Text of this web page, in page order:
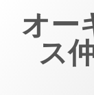
オー
ス